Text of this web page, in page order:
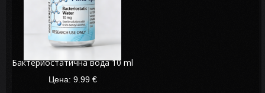
Бактериостатична вода 10 ml
Цена: 9.99 €